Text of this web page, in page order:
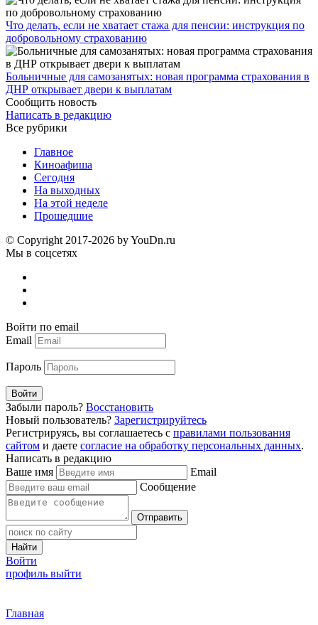
Что делать, если не хватает стажа для пенсии: инструкция по
добровольному страхованию
Больничные для самозанятых: новая программа страхования в
ДНР открывает двери к выплатам
Сообщить новость
Написать в редакцию
Все рубрики
Главное
Киноафиша
Сегодня
На выходных
На этой неделе
Прошедшие
© Copyright 2017-2026 by YouDn.ru
Мы в соцсетях
Войти по email
Email
Пароль
Войти
Забыли пароль? Восстановить
Новый пользователь? Зарегистрируйтесь
Регистрируясь, вы соглашаетесь с правилами пользования
сайтом и даете согласие на обработку персональных данных.
Написать в редакцию
Ваше имя
Email
Сообщение
Отправить
Найти
Войти
профиль выйти
Главная